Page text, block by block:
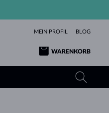
MEIN PROFIL BLOG
WARENKORB